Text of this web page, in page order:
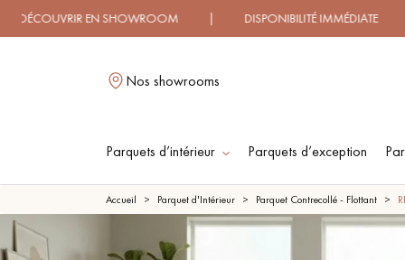
SHOWROOM | DISPONIBILITÉ IMMÉDIATE |
Nos showrooms
Parquets d’intérieur Parquets d’exception
Accueil Parquet d'Intérieur Parquet Contrecollé - Flottant